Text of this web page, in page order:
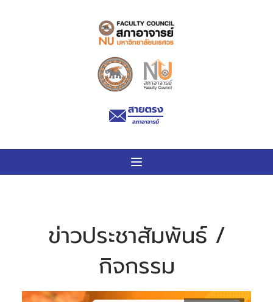
ข่าวประชาสัมพันธ์ /
กิจกรรม